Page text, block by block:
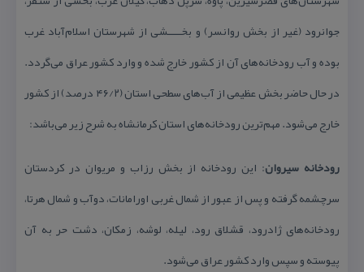
جوانرود (غیر از بخش روانسر) و بخــــشی از شهرستان اسلام‌آباد غرب
بوده و‌ آب رودخانه‌های آن از كشور خارج شده و وارد كشور عراق می‌گردد.
­در حال حاضر بخش عظیمی از آب‌های سطحی استان (۴۶/۲ درصد) از كشور
خارج می‌شود. مهم‌ترین رودخانه‌های استان كرمانشاه به شرح زیر می‌باشد:
رودخانه سیروان: این رودخانه از بخش رزاب و مریوان در كردستان
سرچشمه گرفته و پس از عبور از شمال غربی اورامانات، دوآب و شمال هرتا،
رودخانه‌های ژادرود، قشلاق رود، لیله، لوشه، زمكان، دشت حر به آن
پیوسته و سپس وارد كشور عراق می‌شود.